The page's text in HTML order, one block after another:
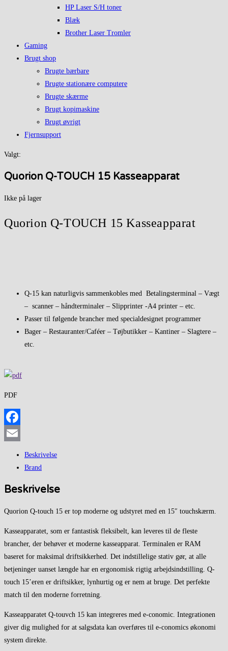
HP Laser S/H toner
Blæk
Brother Laser Tromler
Gaming
Brugt shop
Brugte bærbare
Brugte stationære computere
Brugte skærme
Brugt kopimaskine
Brugt øvrigt
Fjernsupport
Valgt:
Quorion Q-TOUCH 15 Kasseapparat
Ikke på lager
Quorion Q-TOUCH 15 Kasseapparat
Q-15 kan naturligvis sammenkobles med Betalingsterminal – Vægt
– scanner – håndterminaler – Slipprinter -A4 printer – etc.
Passer til følgende brancher med specialdesignet programmer
Bager – Restauranter/Caféer – Tøjbutikker – Kantiner – Slagtere –
etc.
PDF
Facebook
Beskrivelse
Brand
Beskrivelse
Quorion Q-touch 15 er top moderne og udstyret med en 15″ touchskærm.
Kasseapparatet, som er fantastisk fleksibelt, kan leveres til de fleste
brancher, der behøver et moderne kasseapparat. Terminalen er RAM
baseret for maksimal driftsikkerhed. Det indstillelige stativ gør, at alle
betjeninger uanset længde har en ergonomisk rigtig arbejdsindstilling. Q-
touch 15’eren er driftsikker, lynhurtig og er nem at bruge. Det perfekte
match til den moderne forretning.
Kasseapparatet Q-touvch 15 kan integreres med e-conomic. Integrationen
giver dig mulighed for at salgsdata kan overføres til e-conomics økonomi
system direkte.